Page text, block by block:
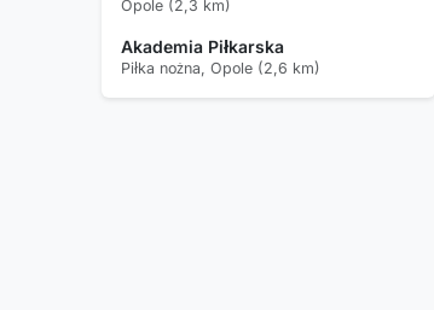
Opole (2,3 km)
Akademia Piłkarska
Piłka nożna, Opole (2,6 km)